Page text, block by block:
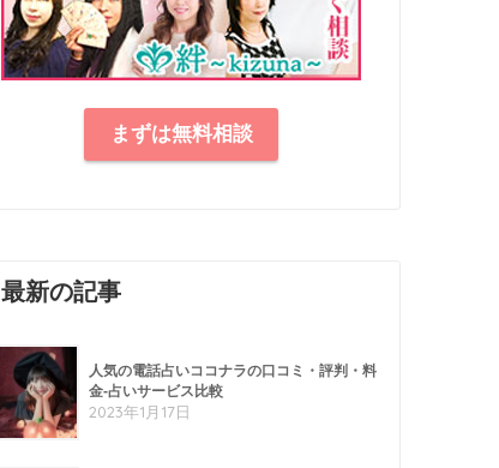
まずは無料相談
最新の記事
人気の電話占いココナラの口コミ・評判・料
金-占いサービス比較
2023年1月17日